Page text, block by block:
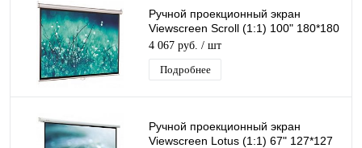
Ручной проекционный экран
Viewscreen Scroll (1:1) 100" 180*180
MW
4 067 руб. / шт
Подробнее
Ручной проекционный экран
Viewscreen Lotus (1:1) 67" 127*127